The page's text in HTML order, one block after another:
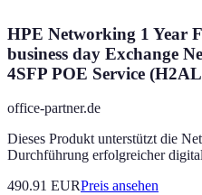
HPE Networking 1 Year
business day Exchange
4SFP POE Service
office-partner.de
Dieses Produkt unterstützt die
Durchführung erfolgreicher
490.91 EURPreis ansehen